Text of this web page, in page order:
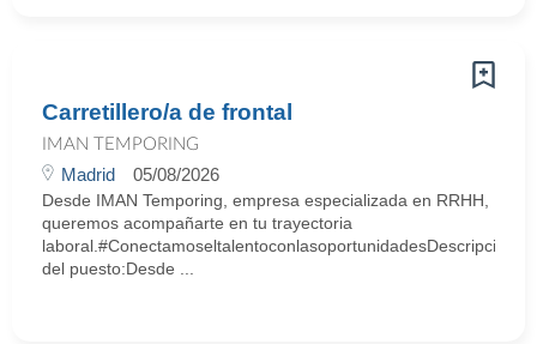
Carretillero/a de frontal
IMAN TEMPORING
Madrid 05/08/2026
Desde IMAN Temporing, empresa especializada en RRHH,
queremos acompañarte en tu trayectoria
laboral.#ConectamoseltalentoconlasoportunidadesDescripción
del puesto:Desde ...